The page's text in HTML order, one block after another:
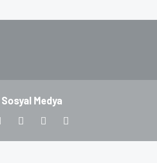
Sosyal Medya